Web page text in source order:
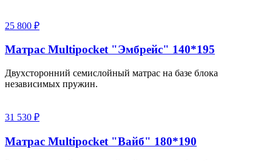
25 800 ₽
Матрас Multipocket "Эмбрейс" 140*195
Двухсторонний семислойный матрас на базе блока
независимых пружин.
31 530 ₽
Матрас Multipocket "Вайб" 180*190